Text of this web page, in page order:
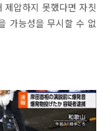
압하지 못했다면 자칫
가능성을 무시할 수 없